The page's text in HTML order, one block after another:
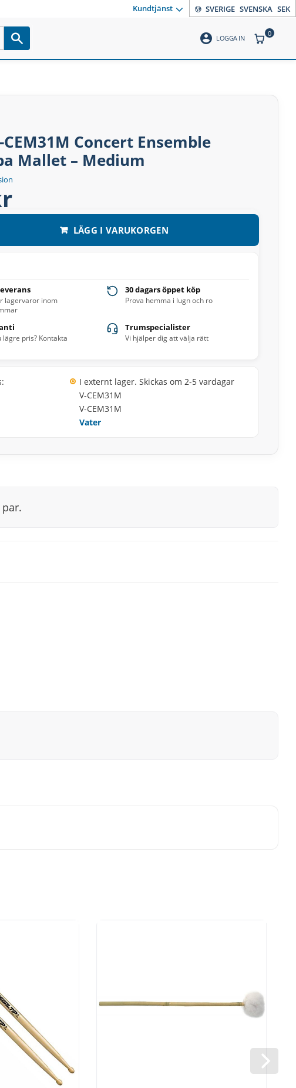
Kundtjänst SVERIGE SVENSKA SEK
account_circle LOGGA IN ANTAL
0
Concert Ensemble
Mallet – Medium
LÄGG I VARUKORGEN
lagervaror inom
30 dagars öppet köp
Prova hemma i lugn och ro
lägre pris? Kontakta
Trumspecialister
Vi hjälper dig att välja rätt
I externt lager. Skickas om 2-5 vardagar
V-CEM31M
V-CEM31M
Vater